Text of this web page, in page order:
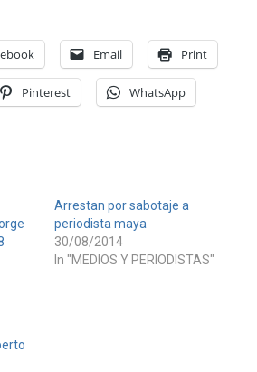
Email Print
Pinterest WhatsApp
Arrestan por sabotaje a
periodista maya
30/08/2014
In "MEDIOS Y PERIODISTAS"